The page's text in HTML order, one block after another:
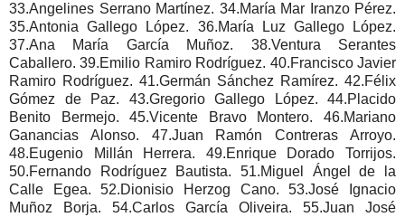
33.Angelines Serrano Martínez. 34.María Mar Iranzo Pérez.
35.Antonia Gallego López. 36.María Luz Gallego López.
37.Ana María García Muñoz. 38.Ventura Serantes
Caballero. 39.Emilio Ramiro Rodríguez. 40.Francisco Javier
Ramiro Rodríguez. 41.Germán Sánchez Ramírez. 42.Félix
Gómez de Paz. 43.Gregorio Gallego López. 44.Placido
Benito Bermejo. 45.Vicente Bravo Montero. 46.Mariano
Ganancias Alonso. 47.Juan Ramón Contreras Arroyo.
48.Eugenio Millán Herrera. 49.Enrique Dorado Torrijos.
50.Fernando Rodríguez Bautista. 51.Miguel Ángel de la
Calle Egea. 52.Dionisio Herzog Cano. 53.José Ignacio
Muñoz Borja. 54.Carlos García Oliveira. 55.Juan José